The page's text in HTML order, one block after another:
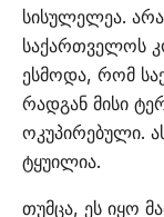
სისულელეა.
საქართველოს
ესმოდა, რომ
რადგან მისი
ოკუპირებული.
ტყუილია.
თუმცა, ეს იყო